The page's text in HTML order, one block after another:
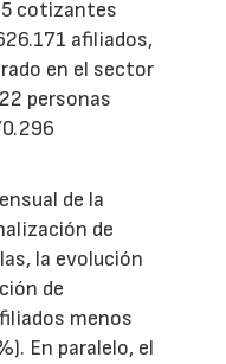
cotizantes
afiliados,
en el sector
personas
de la
de
la evolución
de
menos
En paralelo, el